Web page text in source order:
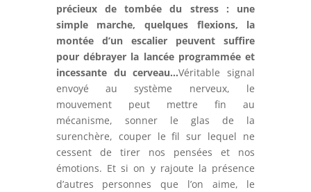
précieux de tombée du stress : une
simple marche, quelques flexions, la
montée d’un escalier peuvent suffire
pour débrayer la lancée programmée et
incessante du cerveau…Véritable signal
envoyé au système nerveux, le
mouvement peut mettre fin au
mécanisme, sonner le glas de la
surenchère, couper le fil sur lequel ne
cessent de tirer nos pensées et nos
émotions. Et si on y rajoute la présence
d’autres personnes que l’on aime, le